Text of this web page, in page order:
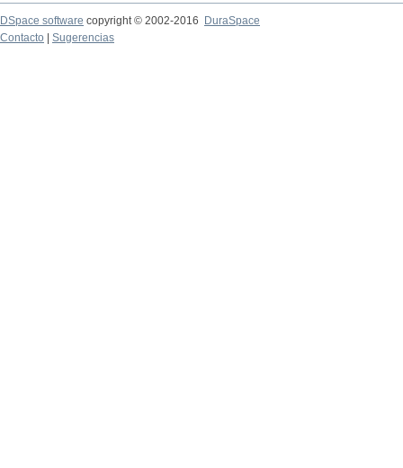
DSpace software copyright © 2002-2016
DuraSpace
Contacto
Sugerencias